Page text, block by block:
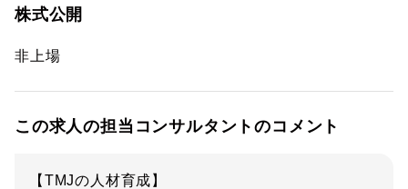
株式公開
非上場
この求人の担当コンサルタントのコメント
【TMJの人材育成】